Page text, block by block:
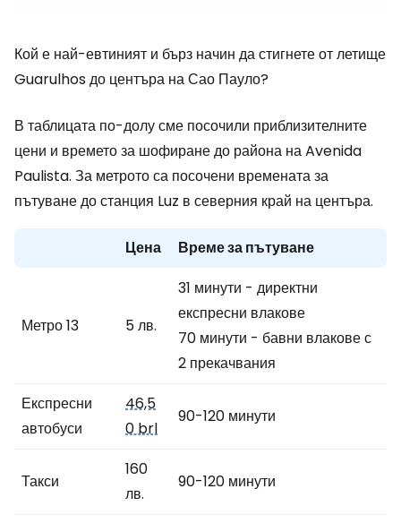
Кой е най-евтиният и бърз начин да стигнете от летище
Guarulhos до центъра на Сао Пауло?
В таблицата по-долу сме посочили приблизителните
цени и времето за шофиране до района на Avenida
Paulista. За метрото са посочени времената за
пътуване до станция Luz в северния край на центъра.
Цена Време за пътуване
Метро 13 5 лв.
31 минути - директни
експресни влакове
70 минути - бавни влакове с
2 прекачвания
Експресни
автобуси
46,5
0 brl
90-120 минути
Такси
160
лв.
90-120 минути